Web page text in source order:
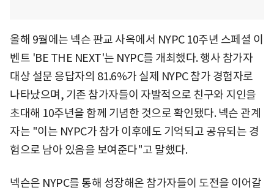
올해 9월에는 넥슨 판교 사옥에서 NYPC 10주년 스페셜 이
벤트 'BE THE NEXT'는 NYPC를 개최했다. 행사 참가자
대상 설문 응답자의 81.6%가 실제 NYPC 참가 경험자로
나타났으며, 기존 참가자들이 자발적으로 친구와 지인을
초대해 10주년을 함께 기념한 것으로 확인됐다. 넥슨 관계
자는 "이는 NYPC가 참가 이후에도 기억되고 공유되는 경
험으로 남아 있음을 보여준다"고 말했다.
넥슨은 NYPC를 통해 성장해온 참가자들이 도전을 이어갈